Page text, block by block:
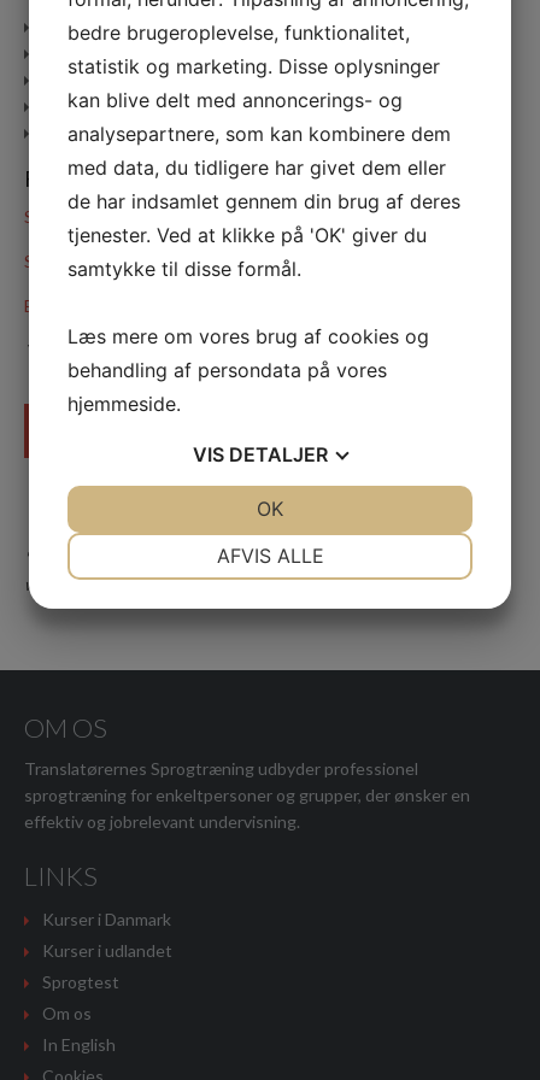
Rådgivning ved kursusvalg
Booking af sprogkurset
Velkomstpakke med alle oplysninger
Kursusrapport
FIND DIT KURSUS HER:
Sprogkurser i England
Sprogkurser i andre lande
Blended Learning
VIL DU VIDE MERE?
"The course was well prepared, the teachers were really good
with professional and financial backgrounds,"
OM OS
Translatørernes Sprogtræning udbyder professionel
sprogtræning for enkeltpersoner og grupper, der ønsker en
effektiv og jobrelevant undervisning.
LINKS
Kurser i Danmark
Kurser i udlandet
Sprogtest
Om os
In English
Cookies
bedre brugeroplevelse, funktionalitet,
statistik og marketing. Disse oplysninger
kan blive delt med annoncerings- og
analysepartnere, som kan kombinere dem
med data, du tidligere har givet dem eller
de har indsamlet gennem din brug af deres
tjenester. Ved at klikke på 'OK' giver du
samtykke til disse formål.
Læs mere om vores brug af cookies og
behandling af persondata på vores
hjemmeside.
VIS DETALJER
AFVIS ALLE
OK